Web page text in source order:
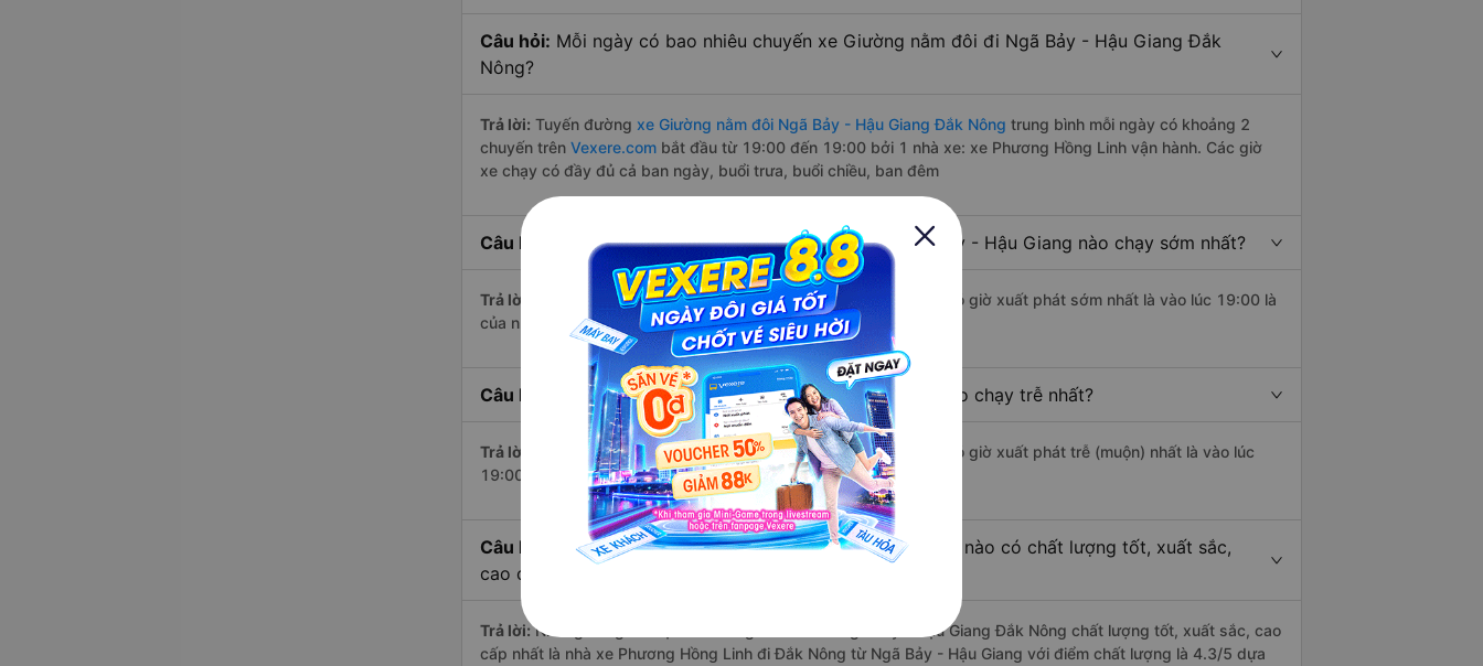
Câu hỏi: Mỗi ngày có bao nhiêu chuyến xe Giường nằm đôi đi Ngã Bảy - Hậu Giang Đắk
Nông?
Trả lời: Tuyến đường xe Giường nằm đôi Ngã Bảy - Hậu Giang Đắk Nông trung bình mỗi ngày có khoảng 2
chuyến trên Vexere.com bắt đầu từ 19:00 đến 19:00 bởi 1 nhà xe: xe Phương Hồng Linh vận hành. Các giờ
xe chạy có đầy đủ cả ban ngày, buổi trưa, buổi chiều, ban đêm
Câu hỏi: Nhà xe Giường nằm đôi đi Đắk Nông từ Ngã Bảy - Hậu Giang nào chạy sớm nhất?
Trả lời: Chuyến Giường nằm đôi Ngã Bảy - Hậu Giang Đắk Nông
có giờ xuất phát sớm nhất là vào lúc 19:00 là
của nhà xe Phương Hồng Linh.
Câu hỏi: Nhà xe đi Đắk Nông từ Ngã Bảy - Hậu Giang nào chạy trễ nhất?
Trả lời: ChuyếnGiường nằm đôi Ngã Bảy - Hậu Giang Đắk Nông
có giờ xuất phát trễ (muộn) nhất là vào lúc
19:00 là của nhà xe Phương Hồng Linh.
Câu hỏi:
Review xe đi Đắk Nông từ Ngã Bảy - Hậu Giang nào có chất lượng tốt, xuất sắc,
cao cấp nhất?
Trả lời:Những hãng có loại xe Giường nằm đôi đi Ngã Bảy - Hậu Giang Đắk Nông chất lượng tốt, xuất sắc, cao
cấp nhất là nhà xe Phương Hồng Linh đi Đắk Nông từ Ngã Bảy - Hậu Giang với điểm chất lượng là 4.3/5 dựa